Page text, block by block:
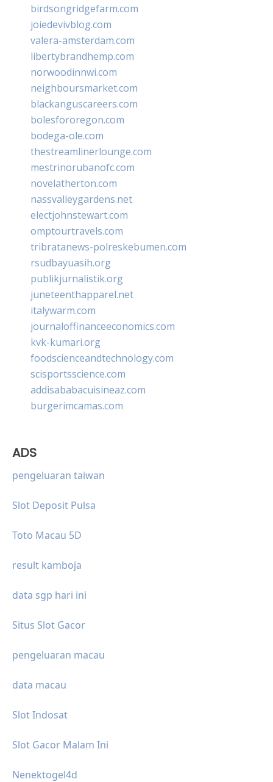
birdsongridgefarm.com
joiedevivblog.com
valera-amsterdam.com
libertybrandhemp.com
norwoodinnwi.com
neighboursmarket.com
blackanguscareers.com
bolesfororegon.com
bodega-ole.com
thestreamlinerlounge.com
mestrinorubanofc.com
novelatherton.com
nassvalleygardens.net
electjohnstewart.com
omptourtravels.com
tribratanews-polreskebumen.com
rsudbayuasih.org
publikjurnalistik.org
juneteenthapparel.net
italywarm.com
journaloffinanceeconomics.com
kvk-kumari.org
foodscienceandtechnology.com
scisportsscience.com
addisababacuisineaz.com
burgerimcamas.com
ADS
pengeluaran taiwan
Slot Deposit Pulsa
Toto Macau 5D
result kamboja
data sgp hari ini
Situs Slot Gacor
pengeluaran macau
data macau
Slot Indosat
Slot Gacor Malam Ini
Nenektogel4d